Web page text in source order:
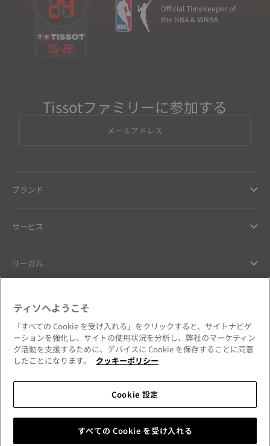
05:22
Official Timekeeper of
the NBA & WNBA
Tissotファミリーに参加する
メールアドレス
ブランド
サービス
リーガル
お客様へのお約束
公式SNSをフォローする
国・地域を変更 Tissot Copyrights 2026
ティソへようこそ
「すべての Cookie を受け入れる」をクリックすると、サイトナビゲ
ーションを強化し、サイトの使用状況を分析し、弊社のマーケティン
グ活動を支援するために、デバイスに Cookie を保存することに同意
したことになります。
クッキーポリシー
Cookie 設定
すべての Cookie を受け入れる